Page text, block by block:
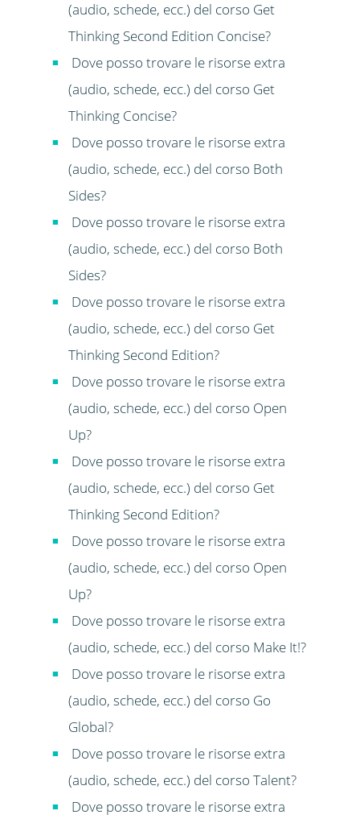
(audio, schede, ecc.) del corso Get
Thinking Second Edition Concise?
Dove posso trovare le risorse extra
(audio, schede, ecc.) del corso Get
Thinking Concise?
Dove posso trovare le risorse extra
(audio, schede, ecc.) del corso Both
Sides?
Dove posso trovare le risorse extra
(audio, schede, ecc.) del corso Both
Sides?
Dove posso trovare le risorse extra
(audio, schede, ecc.) del corso Get
Thinking Second Edition?
Dove posso trovare le risorse extra
(audio, schede, ecc.) del corso Open
Up?
Dove posso trovare le risorse extra
(audio, schede, ecc.) del corso Get
Thinking Second Edition?
Dove posso trovare le risorse extra
(audio, schede, ecc.) del corso Open
Up?
Dove posso trovare le risorse extra
(audio, schede, ecc.) del corso Make It!?
Dove posso trovare le risorse extra
(audio, schede, ecc.) del corso Go
Global?
Dove posso trovare le risorse extra
(audio, schede, ecc.) del corso Talent?
Dove posso trovare le risorse extra